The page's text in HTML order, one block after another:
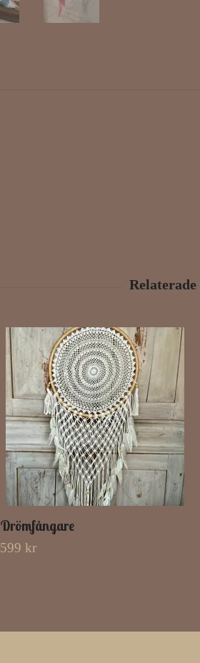
Drömfångare
599 kr